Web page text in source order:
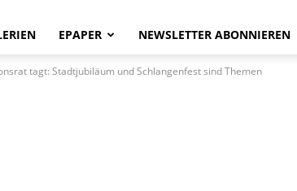
EPAPER NEWSLETTER ABONNIEREN
tagt: Stadtjubiläum und Schlangenfest sind Themen